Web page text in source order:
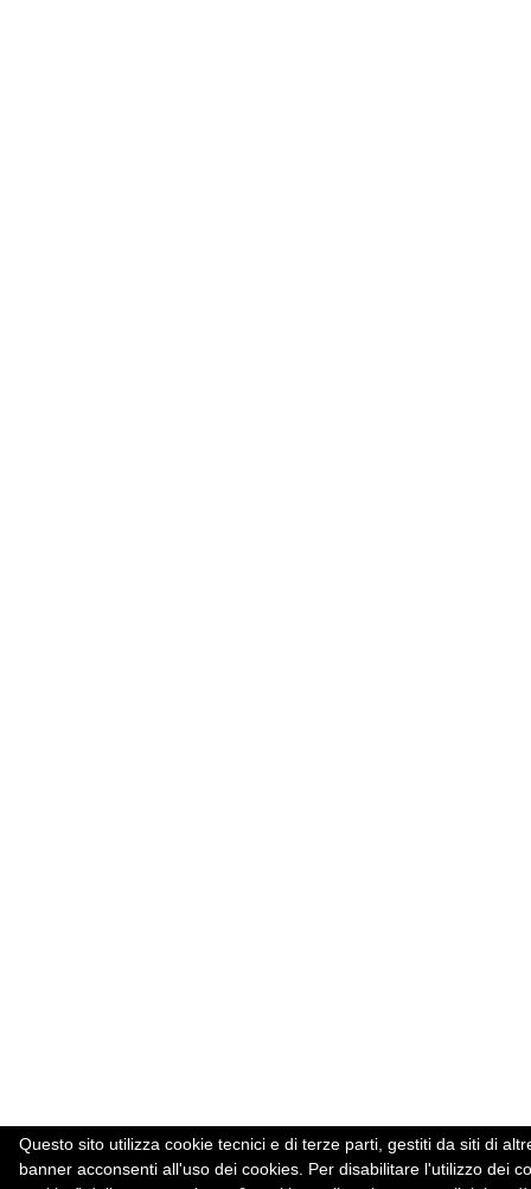
Questo sito utilizza cookie tecnici e di terze parti, gestiti da siti di
banner acconsenti all'uso dei cookies. Per disabilitare l'utilizzo dei